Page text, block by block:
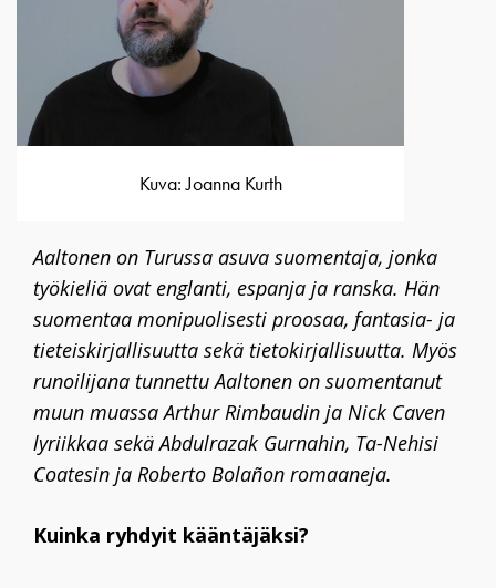
Kuva: Joanna Kurth
Aaltonen on Turussa asuva suomentaja, jonka
työkieliä ovat englanti, espanja ja ranska. Hän
suomentaa monipuolisesti proosaa, fantasia- ja
tieteiskirjallisuutta sekä tietokirjallisuutta. Myös
runoilijana tunnettu Aaltonen on suomentanut
muun muassa Arthur Rimbaudin ja Nick Caven
lyriikkaa sekä Abdulrazak Gurnahin, Ta-Nehisi
Coatesin ja Roberto Bolañon romaaneja.
Kuinka ryhdyit kääntäjäksi?